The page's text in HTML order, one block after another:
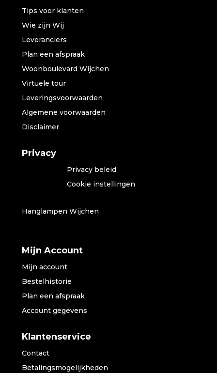
Tips voor klanten
Wie zijn Wij
Leveranciers
Plan een afspraak
Woonboulevard Wijchen
Virtuele tour
Leveringsvoorwaarden
Algemene voorwaarden
Disclaimer
Privacy
Privacy beleid
Cookie instellingen
Hanglampen Wijchen
Mijn Account
Mijn account
Bestelhistorie
Plan een afspraak
Account gegevens
Klantenservice
Contact
Betalingsmogelijkheden